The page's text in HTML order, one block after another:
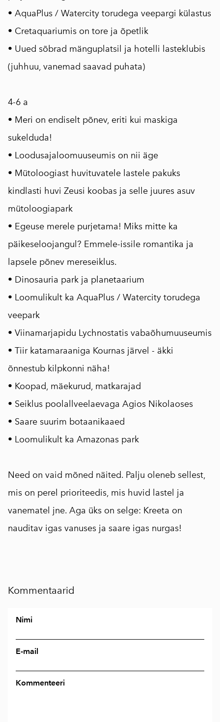
• AquaPlus / Watercity torudega veepargi külastus
• Cretaquariumis on tore ja õpetlik
• Uued sõbrad mänguplatsil ja hotelli lasteklubis
(juhhuu, vanemad saavad puhata)
4-6 a
• Meri on endiselt põnev, eriti kui maskiga
sukelduda!
• Loodusajaloomuuseumis on nii äge
• Mütoloogiast huvituvatele lastele pakuks
kindlasti huvi Zeusi koobas ja selle juures asuv
mütoloogiapark
• Egeuse merele purjetama! Miks mitte ka
päikeseloojangul? Emmele-issile romantika ja
lapsele põnev mereseiklus.
• Dinosauria park ja planetaarium
• Loomulikult ka AquaPlus / Watercity torudega
veepark
• Viinamarjapidu Lychnostatis vabaõhumuuseumis
• Tiir katamaraaniga Kournas järvel - äkki
õnnestub kilpkonni näha!
• Koopad, mäekurud, matkarajad
• Seiklus poolallveelaevaga Agios Nikolaoses
• Saare suurim botaanikaaed
• Loomulikult ka Amazonas park
Need on vaid mõned näited. Palju oleneb sellest,
mis on perel prioriteedis, mis huvid lastel ja
vanematel jne. Aga üks on selge: Kreeta on
nauditav igas vanuses ja saare igas nurgas!
Kommentaarid
Nimi
E-mail
Kommenteeri